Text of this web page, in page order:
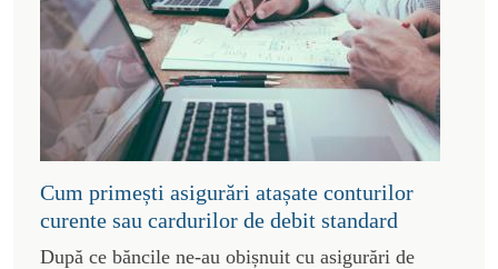
Cum primești asigurări atașate conturilor
curente sau cardurilor de debit standard
După ce băncile ne-au obișnuit cu asigurări de